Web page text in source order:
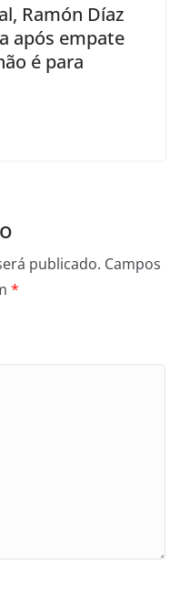
Ramón Díaz
após empate
é para
publicado. Campos
*